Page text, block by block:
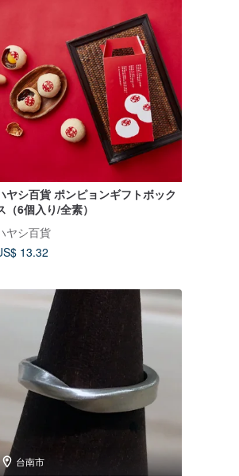
ヤシ百貨 ポンピョンギフトボック
（6個入り/全素）
ヤシ百貨
13.32
台南市